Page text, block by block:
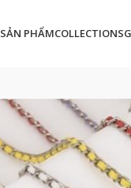
SẢN PHẨMCOLLECTIONS